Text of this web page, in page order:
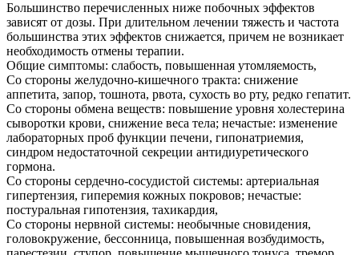
Большинство перечисленных ниже побочных эффектов
зависят от дозы. При длительном лечении тяжесть и частота
большинства этих эффектов снижается, причем не возникает
необходимость отмены терапии.
Общие симптомы: слабость, повышенная утомляемость,
Со стороны желудочно-кишечного тракта: снижение
аппетита, запор, тошнота, рвота, сухость во рту, редко гепатит.
Со стороны обмена веществ: повышение уровня холестерина
сыворотки крови, снижение веса тела; нечастые: изменение
лабораторных проб функции печени, гипонатриемия,
синдром недостаточной секреции антидиуретического
гормона.
Со стороны сердечно-сосудистой системы: артериальная
гипертензия, гиперемия кожных покровов; нечастые:
постуральная гипотензия, тахикардия,
Со стороны нервной системы: необычные сновидения,
головокружение, бессонница, повышенная возбудимость,